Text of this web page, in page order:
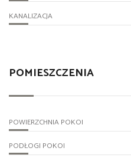
KANALIZACJA
POMIESZCZENIA
POWIERZCHNIA POKOI
PODŁOGI POKOI